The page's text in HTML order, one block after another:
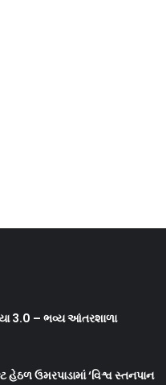
3.0 – ભવ્ય આંતરશાળા
ઉમરપાડામાં ‘વિશ્વ સ્તનપાન